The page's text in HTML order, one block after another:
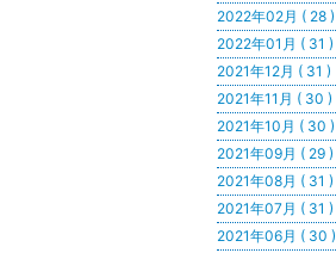
2022年02月 ( 28 )
2022年01月 ( 31 )
2021年12月 ( 31 )
2021年11月 ( 30 )
2021年10月 ( 30 )
2021年09月 ( 29 )
2021年08月 ( 31 )
2021年07月 ( 31 )
2021年06月 ( 30 )